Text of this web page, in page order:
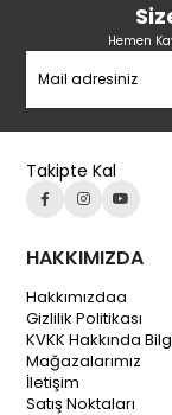
Hemen
Takipte Kal
HAKKIMIZDA
Hakkımızdaa
Gizlilik Politikası
KVKK Hakkında
Mağazalarımız
İletişim
Satış Noktaları